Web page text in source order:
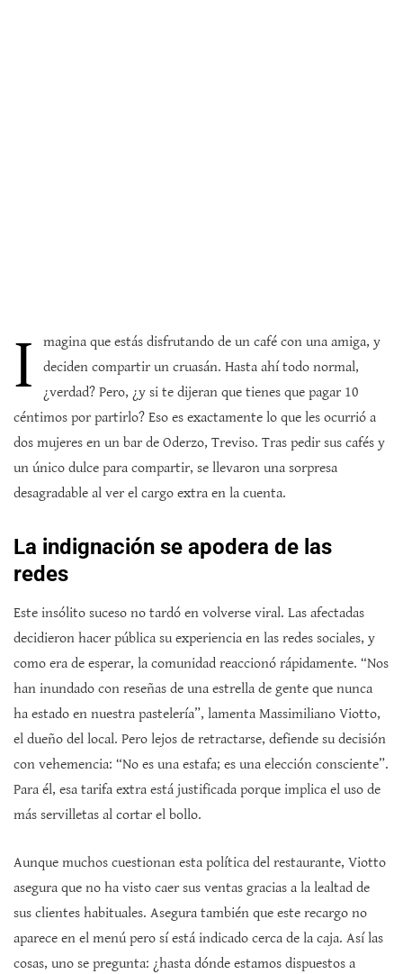
I
magina que estás disfrutando de un café con una amiga, y
deciden compartir un cruasán. Hasta ahí todo normal,
¿verdad? Pero, ¿y si te dijeran que tienes que pagar 10
céntimos por partirlo? Eso es exactamente lo que les ocurrió a
dos mujeres en un bar de Oderzo, Treviso. Tras pedir sus cafés y
un único dulce para compartir, se llevaron una sorpresa
desagradable al ver el cargo extra en la cuenta.
La indignación se apodera de las
redes
Este insólito suceso no tardó en volverse viral. Las afectadas
decidieron hacer pública su experiencia en las redes sociales, y
como era de esperar, la comunidad reaccionó rápidamente. “Nos
han inundado con reseñas de una estrella de gente que nunca
ha estado en nuestra pastelería”, lamenta Massimiliano Viotto,
el dueño del local. Pero lejos de retractarse, defiende su decisión
con vehemencia: “No es una estafa; es una elección consciente”.
Para él, esa tarifa extra está justificada porque implica el uso de
más servilletas al cortar el bollo.
Aunque muchos cuestionan esta política del restaurante, Viotto
asegura que no ha visto caer sus ventas gracias a la lealtad de
sus clientes habituales. Asegura también que este recargo no
aparece en el menú pero sí está indicado cerca de la caja. Así las
cosas, uno se pregunta: ¿hasta dónde estamos dispuestos a